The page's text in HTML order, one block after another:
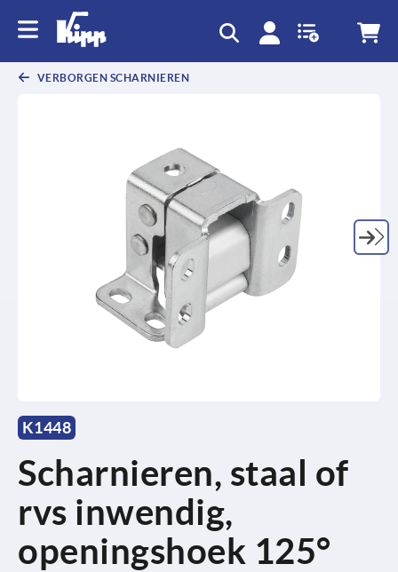
VERBORGEN SCHARNIEREN
K1448
Scharnieren, staal of
rvs inwendig,
openingshoek 125°